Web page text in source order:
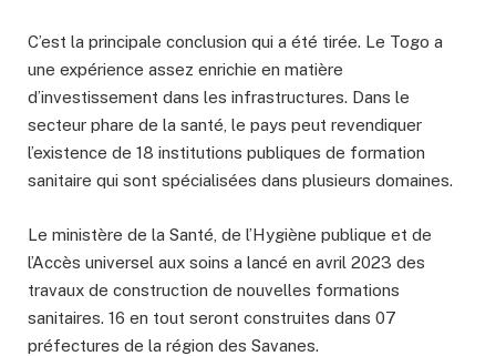
C’est la principale conclusion qui a été tirée. Le Togo a
une expérience assez enrichie en matière
d’investissement dans les infrastructures. Dans le
secteur phare de la santé, le pays peut revendiquer
l’existence de 18 institutions publiques de formation
sanitaire qui sont spécialisées dans plusieurs domaines.
Le ministère de la Santé, de l’Hygiène publique et de
l’Accès universel aux soins a lancé en avril 2023 des
travaux de construction de nouvelles formations
sanitaires. 16 en tout seront construites dans 07
préfectures de la région des Savanes.